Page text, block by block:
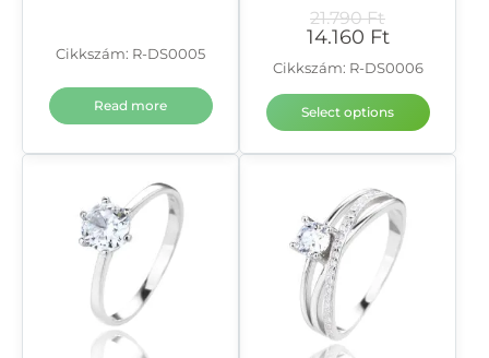
Cikkszám: R-DS0005
Read more
21.790Ft
14.160 Ft
Cikkszám: R-DS0006
Select options